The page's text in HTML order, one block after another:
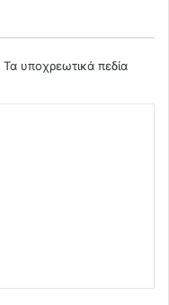
Τα υποχρεωτικά πεδία